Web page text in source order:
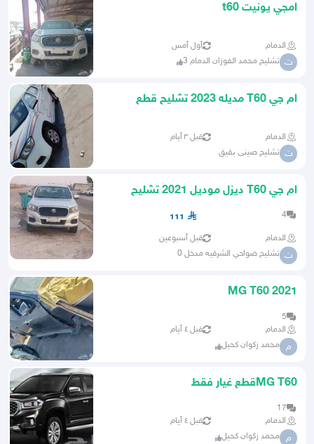
امجي يونيت t60
الدمام أول أمس
ت تشليح محمد الفوزان الدمام 3
ام جي T60 مديله 2023 تشليح قطع
الدمام قبل ٣ أيام
ت تشليح صينى بقيق
ام جي T60 ديزل موديل 2021 تشليح
4
111
الدمام قبل أسبوعين
ت تشليح ضواحي الشرقيه مدخل 0
MG T60 2021
5
الدمام
قبل ٤ أيام
م محمد زكوان كحيل
MG T60قطع غيار فقط
17
الدمام
قبل ٤ أيام
م محمد زكوان كحيل